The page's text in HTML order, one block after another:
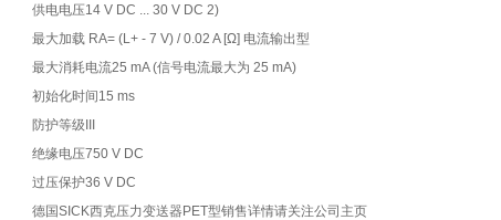
供电电压14 V DC ... 30 V DC 2)
最大加载 RA= (L+ - 7 V) / 0.02 A [Ω] 电流输出型
最大消耗电流25 mA (信号电流最大为 25 mA)
初始化时间 15 ms
防护等级
绝缘电压750 V DC
过压保护36 V DC
德国SICK西克压力变送器PET型销售详情请关注公司主页